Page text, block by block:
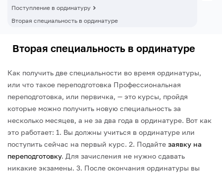
Поступление в ординатуру
Вторая специальность в ординатуре
Вторая специальность в ординатуре
Как получить две специальности во время ординатуры,
или что такое переподготовка Профессиональная
переподготовка, или первичка, — это курсы, пройдя
которые можно получить новую специальность за
несколько месяцев, а не за два года в ординатуре. Вот как
это работает: 1. Вы должны учиться в ординатуре или
поступить сейчас на первый курс. 2. Подайте заявку на
переподготовку. Для зачисления не нужно сдавать
никакие экзамены. 3. После окончания ординатуры вы